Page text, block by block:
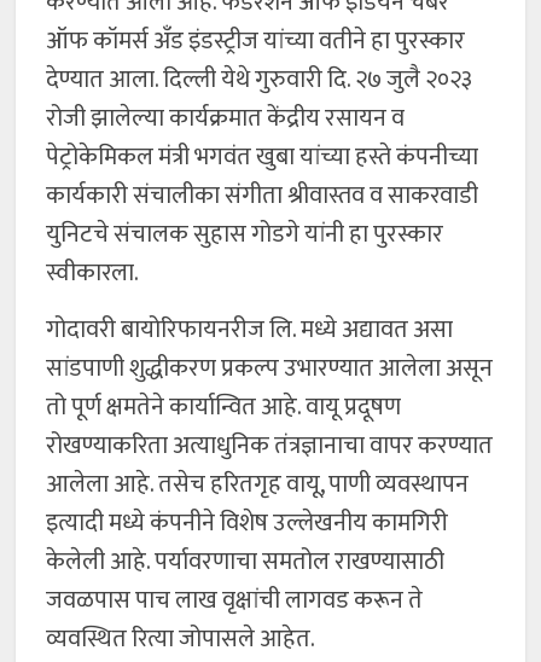
ऑफ कॉमर्स अँड इंडस्ट्रीज यांच्या वतीने हा पुरस्कार
देण्यात आला. दिल्ली येथे गुरुवारी दि. २७ जुलै २०२३
रोजी झालेल्या कार्यक्रमात केंद्रीय रसायन व
पेट्रोकेमिकल मंत्री भगवंत खुबा यांच्या हस्ते कंपनीच्या
कार्यकारी संचालीका संगीता श्रीवास्तव व साकरवाडी
युनिटचे संचालक सुहास गोडगे यांनी हा पुरस्कार
स्वीकारला.
गोदावरी बायोरिफायनरीज लि. मध्ये अद्यावत असा
सांडपाणी शुद्धीकरण प्रकल्प उभारण्यात आलेला असून
तो पूर्ण क्षमतेने कार्यान्वित आहे. वायू प्रदूषण
रोखण्याकरिता अत्याधुनिक तंत्रज्ञानाचा वापर करण्यात
आलेला आहे. तसेच हरितगृह वायू, पाणी व्यवस्थापन
इत्यादी मध्ये कंपनीने विशेष उल्लेखनीय कामगिरी
केलेली आहे. पर्यावरणाचा समतोल राखण्यासाठी
जवळपास पाच लाख वृक्षांची लागवड करून ते
व्यवस्थित रित्या जोपासले आहेत.